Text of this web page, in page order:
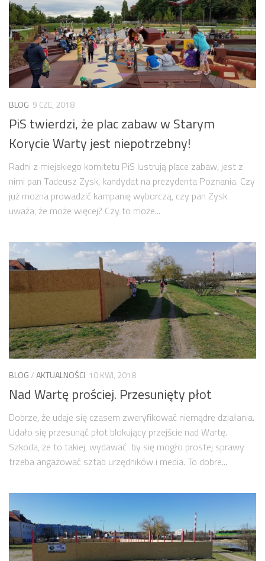
BLOG 9 CZE, 2018
PiS twierdzi, że plac zabaw w Starym
Korycie Warty jest niepotrzebny!
Radni z miejskiego komitetu PiS lustrują place zabaw, jest z
nimi pan Tadeusz Zysk, kandydat na prezydenta Poznania. Czy
już można prowadzić kampanię wyborczą, czy pan Zysk
uważa, że może więcej? Czy to może...
BLOG/AKTUALNOŚCI 10 KWI, 2018
Nad Wartę prościej. Przesunięty płot
Dobrze, że udaje się czasem zweryfikować niemądre działania.
Udało się przesunąć płot blokujący przejście nad Wartę.
Szkoda, że to takiej, wydawać by się mogło prostej sprawy
trzeba angażować sztab urzędników i media. To dobre...